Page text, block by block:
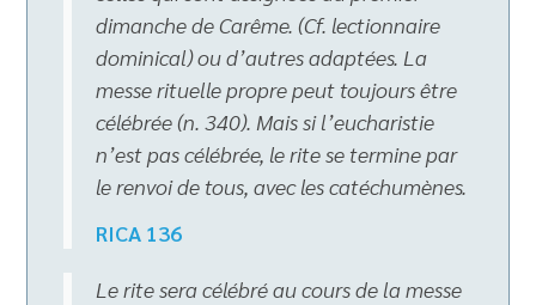
dimanche de Carême. (Cf. lectionnaire
dominical) ou d’autres adaptées. La
messe rituelle propre peut toujours être
célébrée (n. 340). Mais si l’eucharistie
n’est pas célébrée, le rite se termine par
le renvoi de tous, avec les catéchumènes.
RICA 136
Le rite sera célébré au cours de la messe